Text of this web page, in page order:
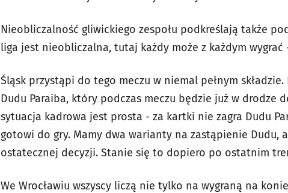
Nieobliczalność gliwickiego zespołu podkreślają także
liga jest nieobliczalna, tutaj każdy może z każdym
Śląsk przystąpi do tego meczu w niemal pełnym
Dudu Paraiba, który podczas meczu będzie już w drodze
sytuacja kadrowa jest prosta - za kartki nie zagra Dudu
gotowi do gry. Mamy dwa warianty na zastąpienie Dudu,
ostatecznej decyzji. Stanie się to dopiero po ostatnim
We Wrocławiu wszyscy liczą nie tylko na wygraną na